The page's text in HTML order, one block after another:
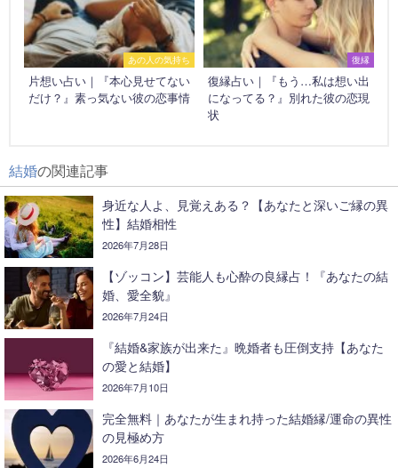
あの人の気持ち
片想い占い｜『本心見せてない
だけ？』素っ気ない彼の恋事情
復縁
復縁占い｜『もう…私は想い出
になってる？』別れた彼の恋現
状
結婚の関連記事
身近な人よ、見覚えある？【あなたと深いご縁の異
性】結婚相性
2026年7月28日
【ゾッコン】芸能人も心酔の良縁占！『あなたの結
婚、愛全貌』
2026年7月24日
『結婚&家族が出来た』晩婚者も圧倒支持【あなた
の愛と結婚】
2026年7月10日
完全無料｜あなたが生まれ持った結婚縁/運命の異性
の見極め方
2026年6月24日